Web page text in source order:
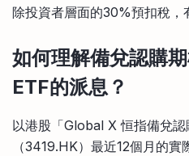
除投資者層面的30%預扣稅，
如何理解備兌認購
ETF的派息？
以港股「Global X 恒指備兌認
（3419.HK）最近12個月的